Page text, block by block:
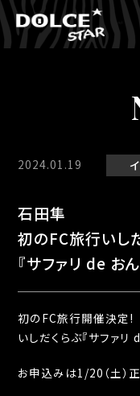
2024.01.19
石田隼
初のFC旅行いし
『サファリ de お
初の FC旅行開催決定 !
いしだくらぶ『サファリ
お申込みは1/20 （土）